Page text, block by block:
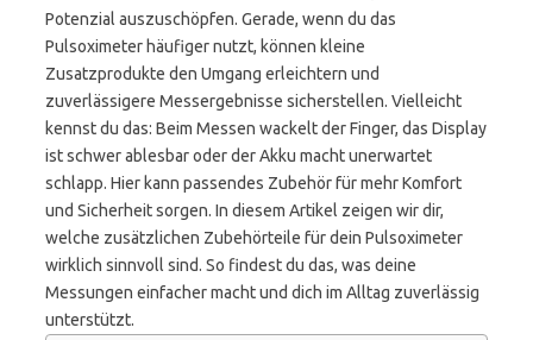
Potenzial auszuschöpfen. Gerade, wenn du das
Pulsoximeter häufiger nutzt, können kleine
Zusatzprodukte den Umgang erleichtern und
zuverlässigere Messergebnisse sicherstellen. Vielleicht
kennst du das: Beim Messen wackelt der Finger, das Display
ist schwer ablesbar oder der Akku macht unerwartet
schlapp. Hier kann passendes Zubehör für mehr Komfort
und Sicherheit sorgen. In diesem Artikel zeigen wir dir,
welche zusätzlichen Zubehörteile für dein Pulsoximeter
wirklich sinnvoll sind. So findest du das, was deine
Messungen einfacher macht und dich im Alltag zuverlässig
unterstützt.